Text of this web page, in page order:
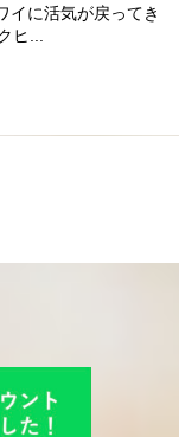
イに活気が戻ってき
ヒ...